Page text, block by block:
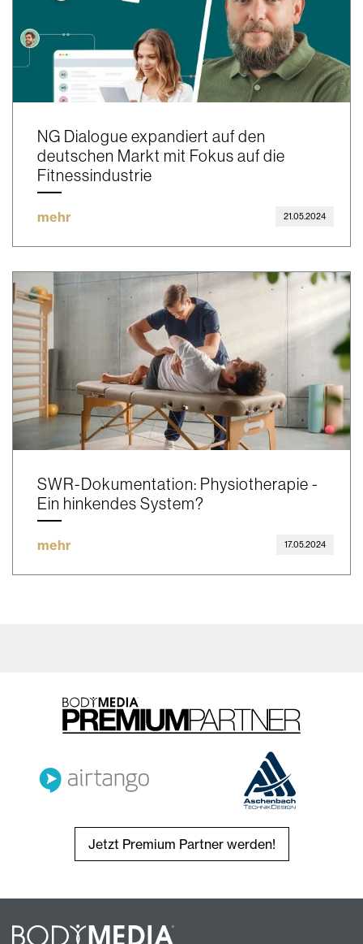
NG Dialogue expandiert auf den
deutschen Markt mit Fokus auf die
Fitnessindustrie
mehr 21.05.2024
SWR-Dokumentation: Physiotherapie -
Ein hinkendes System?
mehr 17.05.2024
Jetzt Premium Partner werden!